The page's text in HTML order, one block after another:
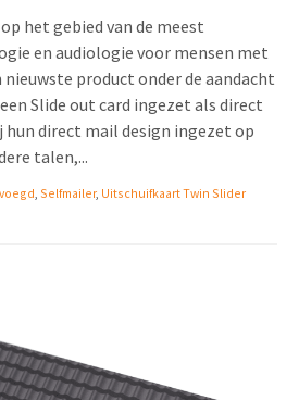
het gebied van de meest
en audiologie voor mensen met
product onder de aandacht
Slide out card ingezet als direct
hun direct mail design ingezet op
talen,...
, Selfmailer, Uitschuifkaart Twin Slider